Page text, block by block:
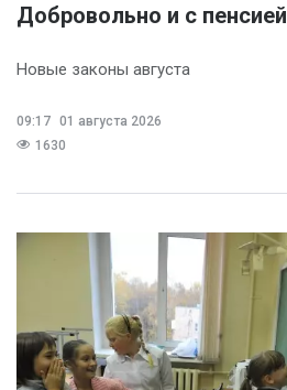
Добровольно и с пенсией
Новые законы августа
09:17 01 августа 2026
1630